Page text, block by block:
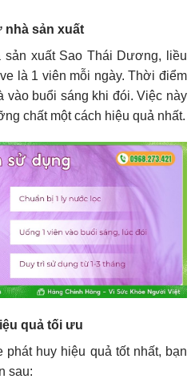
nhà sản xuất
sản xuất Sao Thái Dương, liều
là 1 viên mỗi ngày. Thời điểm
vào buổi sáng khi đói. Việc này
chất một cách hiệu quả nhất.
quả tối ưu
huy hiệu quả tốt nhất, bạn
sau: